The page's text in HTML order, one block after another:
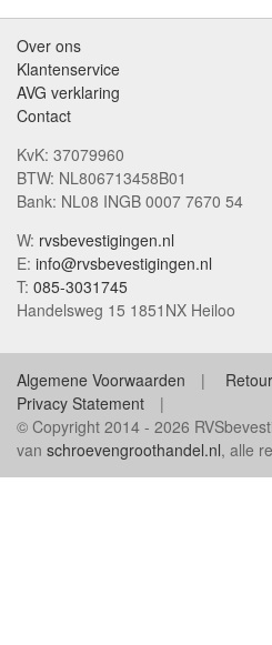
Over ons
Klantenservice
AVG verklaring
Contact
KvK: 37079960
BTW: NL806713458B01
Bank: NL08 INGB 0007 7670 54
W: rvsbevestigingen.nl
E: info@rvsbevestigingen.nl
T: 085-3031745
Handelsweg 15 1851NX Heiloo
Algemene Voorwaarden
Privacy Statement
© Copyright 2014 - 2026
van schroevengroothandel.nl, alle